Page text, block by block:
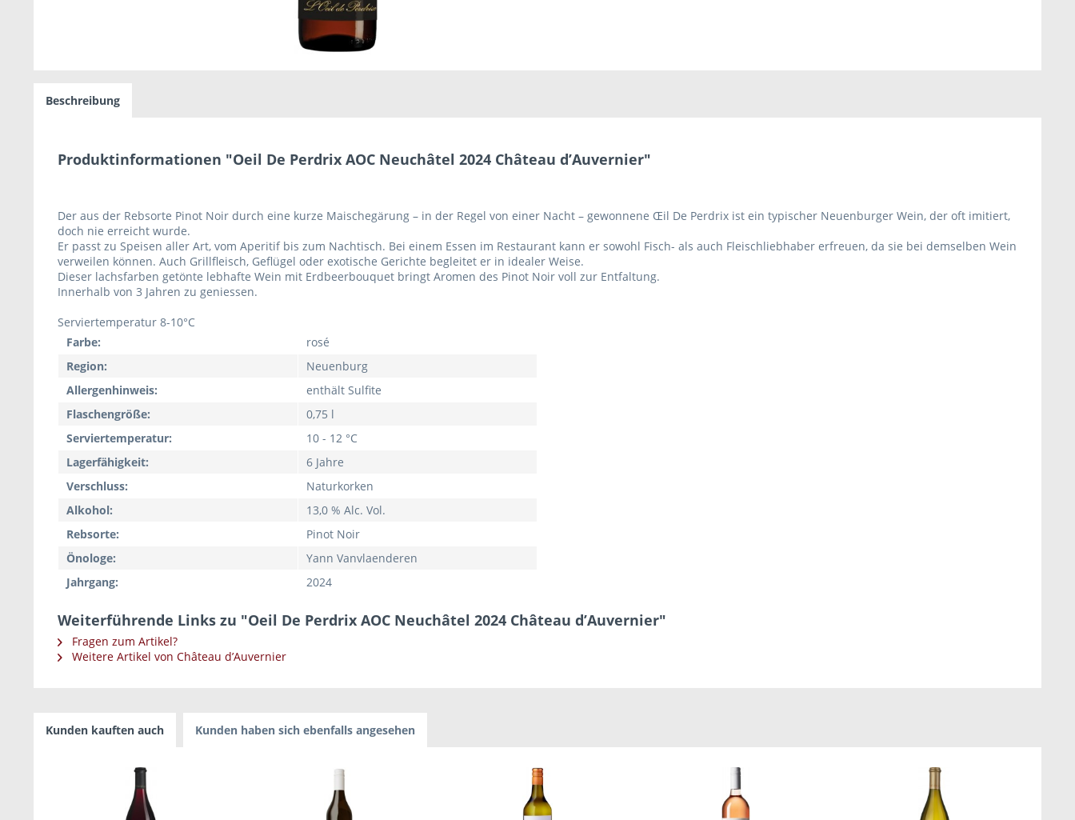
Beschreibung
Produktinformationen "Oeil De Perdrix AOC Neuchâtel 2024 Château d’Auvernier"
Der aus der Rebsorte Pinot Noir durch eine kurze Maischegärung – in der Regel von einer Nacht – gewonnene Œil De Perdrix ist ein typischer Neuenburger Wein, der oft imitiert,
doch nie erreicht wurde.
Er passt zu Speisen aller Art, vom Aperitif bis zum Nachtisch. Bei einem Essen im Restaurant kann er sowohl Fisch- als auch Fleischliebhaber erfreuen, da sie bei demselben Wein
verweilen können. Auch Grillfleisch, Geflügel oder exotische Gerichte begleitet er in idealer Weise.
Dieser lachsfarben getönte lebhafte Wein mit Erdbeerbouquet bringt Aromen des Pinot Noir voll zur Entfaltung.
Innerhalb von 3 Jahren zu geniessen.
Serviertemperatur 8-10°C
Farbe:
rosé
Region:
Neuenburg
Allergenhinweis:
enthält Sulfite
Flaschengröße:
0,75 l
Serviertemperatur:
10 - 12 °C
Lagerfähigkeit:
6 Jahre
Verschluss:
Naturkorken
Alkohol:
13,0 % Alc. Vol.
Rebsorte:
Pinot Noir
Önologe:
Yann Vanvlaenderen
Jahrgang:
2024
Weiterführende Links zu "Oeil De Perdrix AOC Neuchâtel 2024 Château d’Auvernier"
Fragen zum Artikel?
Weitere Artikel von Château d’Auvernier
Kunden kauften auch Kunden haben sich ebenfalls angesehen